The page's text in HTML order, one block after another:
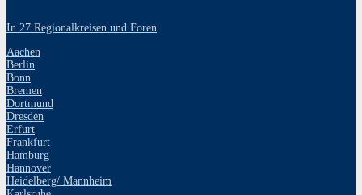
In 27 Regionalkreisen und Foren
Aachen
Berlin
Bonn
Bremen
Dortmund
Dresden
Erfurt
Frankfurt
Hamburg
Hannover
Heidelberg/ Mannheim